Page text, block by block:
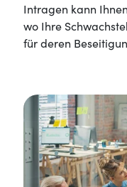
Intragen kann
wo Ihre
für deren